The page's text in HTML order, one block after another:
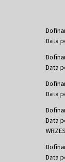
Data
Data
Data
Data
Data